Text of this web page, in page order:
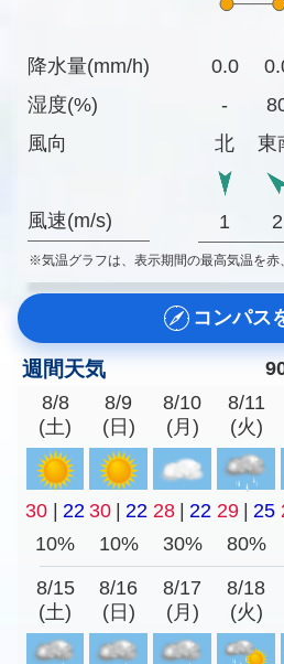
降水量(mm/h)
湿度(%)
風向
風速(m/s)
0.0
-
北
東
1 2
※気温グラフは、表示期間の最高気温を赤
コンパス
週間天気
8/8
(土)
8/9
(日)
8/10
(月)
8/11
(火)
30 | 22 30 | 22 28 | 22 29 | 25
10%
10% 30% 80%
8/15
(土)
8/16
(日)
8/17
(月)
8/18
(火)